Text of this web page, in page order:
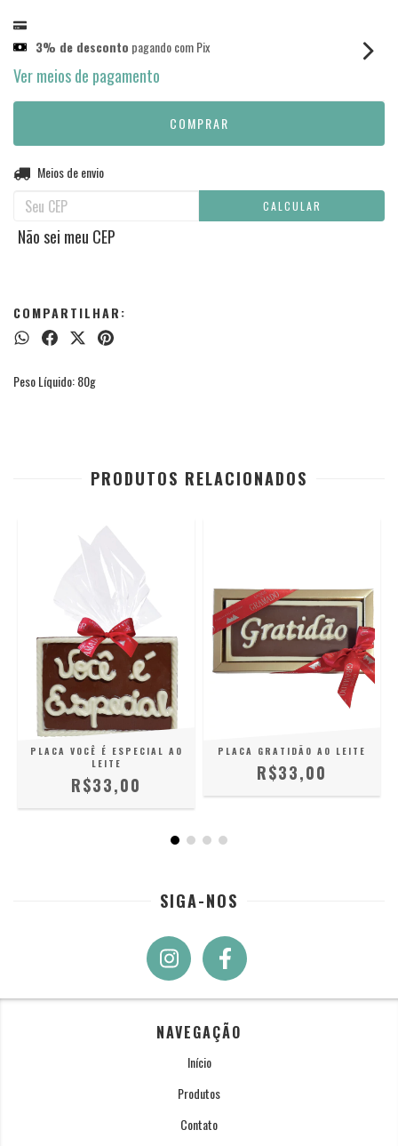
3% de desconto pagando com Pix
Ver meios de pagamento
Entregas para o CEP:
Meios de envio
CALCULAR
Não sei meu CEP
COMPARTILHAR:
Peso Líquido: 80g
PRODUTOS RELACIONADOS
PLACA VOCÊ É ESPECIAL AO
LEITE
R$33,00
PLACA GRATIDÃO AO LEITE
R$33,00
SIGA-NOS
NAVEGAÇÃO
Início
Produtos
Contato